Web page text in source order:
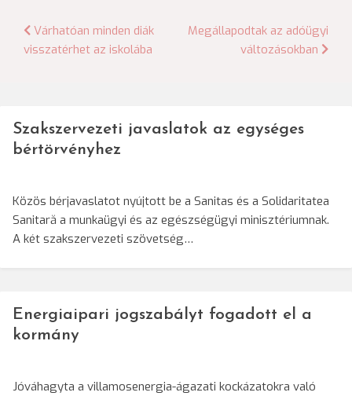
Bejegyzés
Várhatóan minden diák
visszatérhet az iskolába
Megállapodtak az adóügyi
változásokban
Szakszervezeti javaslatok az egységes
bértörvényhez
Közös bérjavaslatot nyújtott be a Sanitas és a Solidaritatea
Sanitară a munkaügyi és az egészségügyi minisztériumnak.
A két szakszervezeti szövetség…
Energiaipari jogszabályt fogadott el a
kormány
Jóváhagyta a villamosenergia-ágazati kockázatokra való